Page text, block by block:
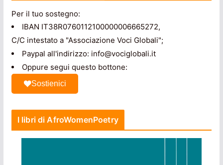
Per il tuo sostegno:
IBAN IT38R0760112100000006665272,
C/C intestato a "Associazione Voci Globali";
Paypal all'indirizzo: info@vociglobali.it
Oppure segui questo bottone:
Sostienici
I libri di AfroWomenPoetry